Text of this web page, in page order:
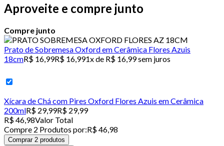
Aproveite e compre junto
Compre junto
Prato de Sobremesa Oxford em Cerâmica Flores Azuis
18cmR$ 16,99R$ 16,991x de R$ 16,99 sem juros
Xícara de Chá com Pires Oxford Flores Azuis em Cerâmica
200mlR$ 29,99R$ 29,99
R$ 46,98Valor Total
Compre 2 Produtos por:R$ 46,98
Comprar 2 produtos